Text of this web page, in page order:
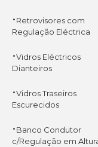
·Retrovisores com
Regulação Eléctrica
·Vidros Eléctricos
Dianteiros
·Vidros Traseiros
Escurecidos
·Banco Condutor
c/Regulação em